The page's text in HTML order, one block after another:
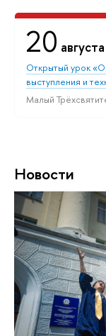
20 августа
Открытый урок
выступления и
Малый
Новости